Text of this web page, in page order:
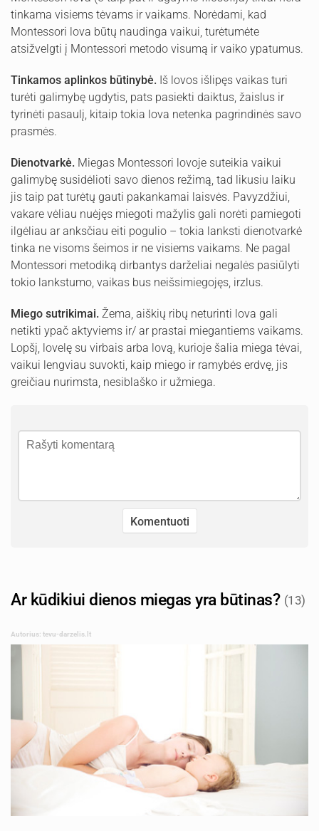
tinkama visiems tėvams ir vaikams. Norėdami, kad
Montessori lova būtų naudinga vaikui, turėtumėte
atsižvelgti į Montessori metodo visumą ir vaiko ypatumus.
Tinkamos aplinkos būtinybė. Iš lovos išlipęs vaikas turi
turėti galimybę ugdytis, pats pasiekti daiktus, žaislus ir
tyrinėti pasaulį, kitaip tokia lova netenka pagrindinės savo
prasmės.
Dienotvarkė. Miegas Montessori lovoje suteikia vaikui
galimybę susidėlioti savo dienos režimą, tad likusiu laiku
jis taip pat turėtų gauti pakankamai laisvės. Pavyzdžiui,
vakare vėliau nuėjęs miegoti mažylis gali norėti pamiegoti
ilgėliau ar anksčiau eiti pogulio – tokia lanksti dienotvarkė
tinka ne visoms šeimos ir ne visiems vaikams. Ne pagal
Montessori metodiką dirbantys darželiai negalės pasiūlyti
tokio lankstumo, vaikas bus neišsimiegojęs, irzlus.
Miego sutrikimai. Žema, aiškių ribų neturinti lova gali
netikti ypač aktyviems ir/ ar prastai miegantiems vaikams.
Lopšį, lovelę su virbais arba lovą, kurioje šalia miega tėvai,
vaikui lengviau suvokti, kaip miego ir ramybės erdvę, jis
greičiau nurimsta, nesiblaško ir užmiega.
Ar kūdikiui dienos miegas yra būtinas? (13)
Autorius: tevu-darzelis.lt